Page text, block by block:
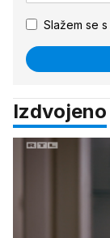
Slažem se s
Izdvojeno